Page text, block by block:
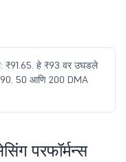
₹91.65. हे ₹93 वर उघडले
50 आणि 200 DMA
परफॉर्मन्स